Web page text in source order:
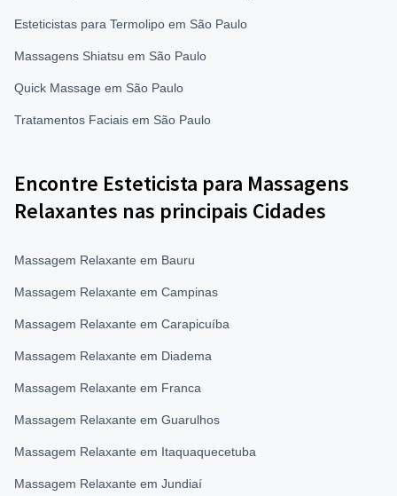
Esteticistas para Termolipo em São Paulo
Massagens Shiatsu em São Paulo
Quick Massage em São Paulo
Tratamentos Faciais em São Paulo
Encontre Esteticista para Massagens
Relaxantes nas principais Cidades
Massagem Relaxante em Bauru
Massagem Relaxante em Campinas
Massagem Relaxante em Carapicuíba
Massagem Relaxante em Diadema
Massagem Relaxante em Franca
Massagem Relaxante em Guarulhos
Massagem Relaxante em Itaquaquecetuba
Massagem Relaxante em Jundiaí